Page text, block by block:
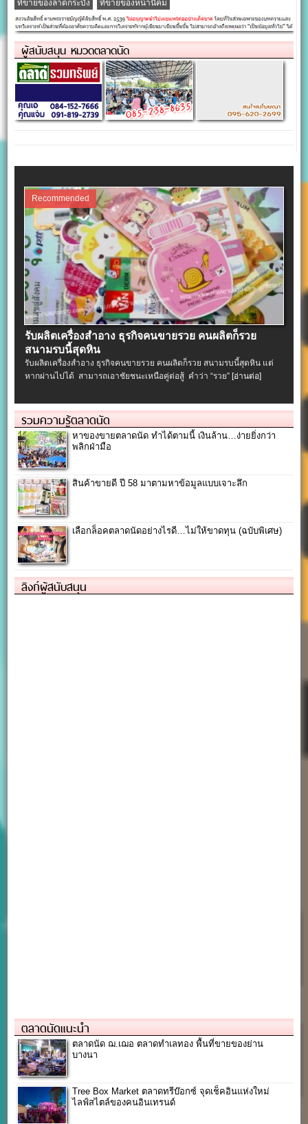
ที่ขายของลาดกระบัง ที่ขายของหน้านิคม
ผู้สนับสนุน หมวดตลาดนัด
Recommended
รับผลิตเครื่องสําอาง ธุรกิจคนขายรวย คนผลิตก็รวย
สนามรบนี้สุดหิน
รับผลิตเครื่องสําอาง ธุรกิจคนขายรวย คนผลิตก็รวย สนามรบนี้สุดหิน แต่
หากผ่านไปได้ สามารถเอาชัยชนะเหนือคู่ต่อสู้ คำว่า “รวย”[อ่านต่อ]
รวมความรู้ตลาดนัด
หาของขายตลาดนัด ทำได้ตามนี้ เงินล้าน…ง่ายยิ่งกว่า
พลิกฝ่ามือ
สินค้าขายดี ปี 58 มาตามหาข้อมูลแบบเจาะลึก
เลือกล็อคตลาดนัดอย่างไรดี…ไม่ให้ขาดทุน (ฉบับพิเศษ)
ลิงก์ผู้สนับสนุน
ตลาดนัดแนะนำ
ตลาดนัด ฌ.เฌอ ตลาดทำเลทอง พื้นที่ขายของย่าน
บางนา
Tree Box Market ตลาดทรีบ๊อกซ์ จุดเช็คอินแห่งใหม่
ไลฟ์สไตล์ของคนอินเทรนด์